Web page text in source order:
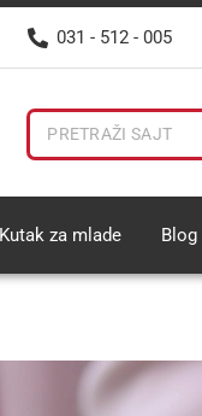
031 - 512 - 005
Kutak za mlade Blog